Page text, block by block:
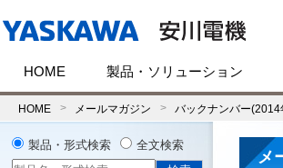
HOME 製品・ソリューション
HOME メールマガジン バックナンバー(2014
メ
製品・形式検索 全文検索